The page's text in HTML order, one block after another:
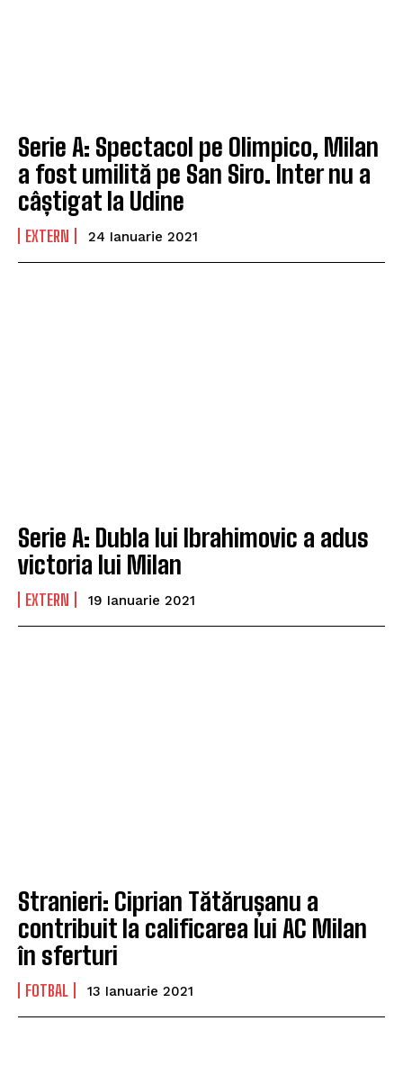
Serie A: Spectacol pe Olimpico, Milan
a fost umilită pe San Siro. Inter nu a
câștigat la Udine
EXTERN 24 Ianuarie 2021
Serie A: Dubla lui Ibrahimovic a adus
victoria lui Milan
EXTERN 19 Ianuarie 2021
Stranieri: Ciprian Tătărușanu a
contribuit la calificarea lui AC Milan
în sferturi
FOTBAL 13 Ianuarie 2021